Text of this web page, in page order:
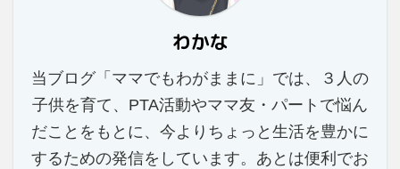
わかな
当ブログ「ママでもわがままに」では、３人の
子供を育て、PTA活動やママ友・パートで悩ん
だことをもとに、今よりちょっと生活を豊かに
するための発信をしています。あとは便利でお